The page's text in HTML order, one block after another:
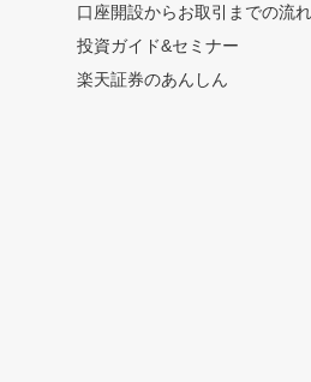
口座開設からお取引までの流れ
投資ガイド&セミナー
楽天証券のあんしん